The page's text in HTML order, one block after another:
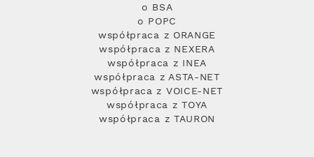
o BSA
o POPC
współpraca z ORANGE
współpraca z NEXERA
współpraca z INEA
współpraca z ASTA-NET
współpraca z VOICE-NET
współpraca z TOYA
współpraca z TAURON